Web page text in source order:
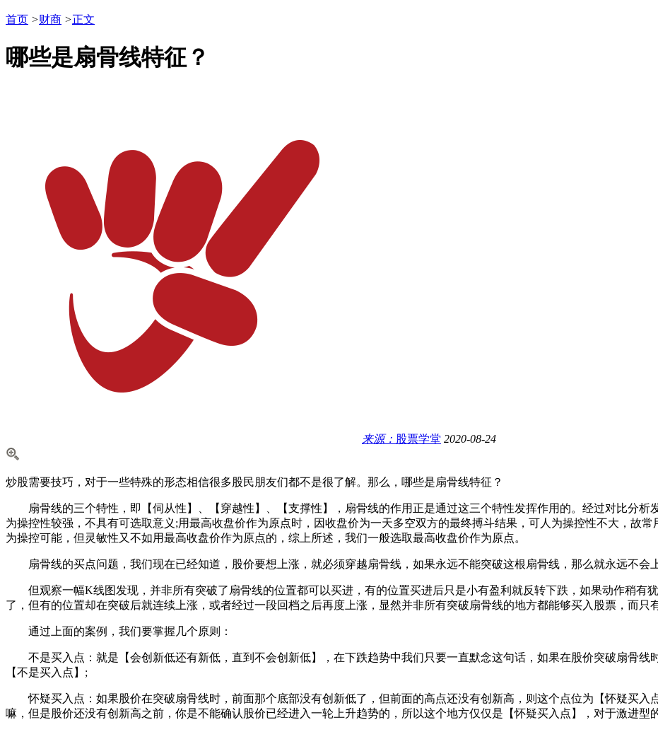
首页 >财商 >正文
哪些是扇骨线特征？
来源： 股票学堂 2020-08-24
炒股需要技巧，对于一些特殊的形态相信很多股民朋友们都不是很了解。那么，哪些是扇骨线特征？
扇骨线的三个特性，即【伺从性】、【穿越性】、【支撑性】，扇骨线的作用正是通过这三个特性发挥作用的。经过对比分析
为操控性较强，不具有可选取意义;用最高收盘价作为原点时，因收盘价为一天多空双方的最终搏斗结果，可人为操控性不大，故
为操控可能，但灵敏性又不如用最高收盘价作为原点的，综上所述，我们一般选取最高收盘价作为原点。
扇骨线的买点问题，我们现在已经知道，股价要想上涨，就必须穿越扇骨线，如果永远不能突破这根扇骨线，那么就永远不会
但观察一幅K线图发现，并非所有突破了扇骨线的位置都可以买进，有的位置买进后只是小有盈利就反转下跌，如果动作稍有
了，但有的位置却在突破后就连续上涨，或者经过一段回档之后再度上涨，显然并非所有突破扇骨线的地方都能够买入股票，而只
通过上面的案例，我们要掌握几个原则：
不是买入点：就是【会创新低还有新低，直到不会创新低】，在下跌趋势中我们只要一直默念这句话，如果在股价突破扇骨线
【不是买入点】;
怀疑买入点：如果股价在突破扇骨线时，前面那个底部没有创新低了，但前面的高点还没有创新高，则这个点位为【怀疑买入
嘛，但是股价还没有创新高之前，你是不能确认股价已经进入一轮上升趋势的，所以这个地方仅仅是【怀疑买入点】，对于激进型